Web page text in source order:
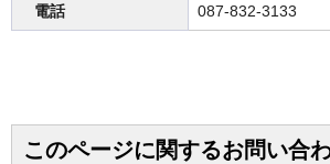
電話 087-832-3133
このページに関するお問い合